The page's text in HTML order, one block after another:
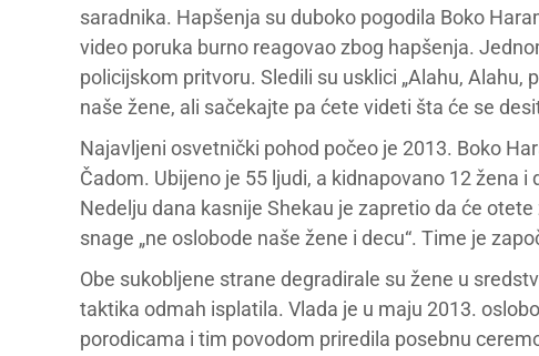
saradnika. Hapšenja su duboko pogodila Boko
video poruka burno reagovao zbog hapšenja.
policijskom pritvoru. Sledili su usklici „Alahu, Alahu,
naše žene, ali sačekajte pa ćete videti šta će se
Najavljeni osvetnički pohod počeo je 2013. Boko
Čadom. Ubijeno je 55 ljudi, a kidnapovano 12 žena
Nedelju dana kasnije Shekau je zapretio da će
snage „ne oslobode naše žene i decu“. Time je
Obe sukobljene strane degradirale su žene u
taktika odmah isplatila. Vlada je u maju 2013.
porodicama i tim povodom priredila posebnu